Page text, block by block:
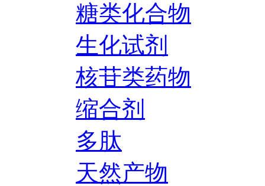
糖类化合物
生化试剂
核苷类药物
缩合剂
多肽
天然产物